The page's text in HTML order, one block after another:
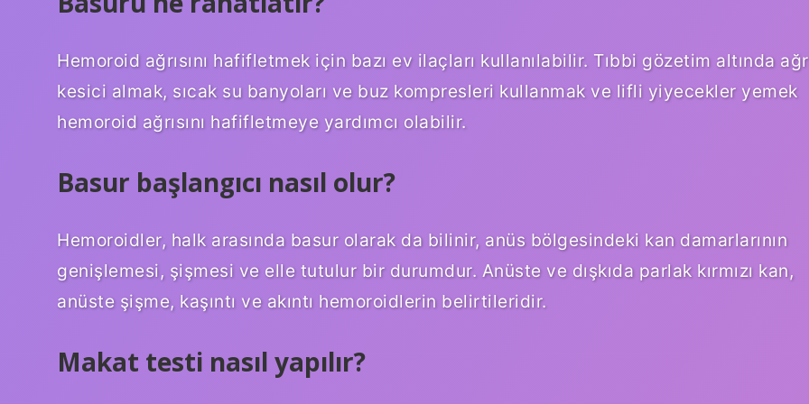
Hemoroid ağrısını hafifletmek için bazı ev ilaçları kullanılabilir. Tıbbi gözetim altında
kesici almak, sıcak su banyoları ve buz kompresleri kullanmak ve lifli yiyecekler yemek
hemoroid ağrısını hafifletmeye yardımcı olabilir.
Basur başlangıcı nasıl olur?
Hemoroidler, halk arasında basur olarak da bilinir, anüs bölgesindeki kan damarlarının
genişlemesi, şişmesi ve elle tutulur bir durumdur. Anüste ve dışkıda parlak kırmızı kan,
anüste şişme, kaşıntı ve akıntı hemoroidlerin belirtileridir.
Makat testi nasıl yapılır?